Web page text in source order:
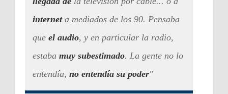
interneta mediados de los 90. Pensaba
que el audio, y en particular la radio,
estaba muy subestimado. La gente no lo
entendía, no entendía su poder"